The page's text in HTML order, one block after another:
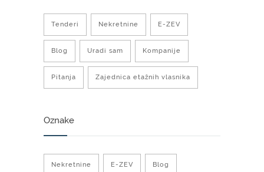
Tenderi Nekretnine E-ZEV
Blog Uradi sam Kompanije
Pitanja Zajednica etažnih vlasnika
Oznake
Nekretnine E-ZEV Blog